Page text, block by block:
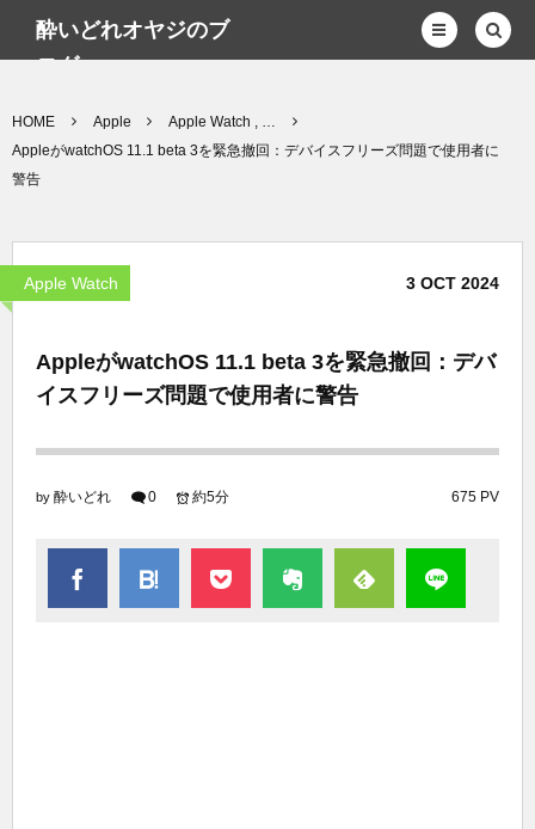
酔いどれオヤジのブ
ログwp
HOME Apple
Apple Watch , …
AppleがwatchOS 11.1 beta 3を緊急撤回：デバイスフリーズ問題で使用者に
警告
Apple Watch 3 OCT 2024
AppleがwatchOS 11.1 beta 3を緊急撤回：デバ
イスフリーズ問題で使用者に警告
by 酔いどれ 0 675 PV
約5分